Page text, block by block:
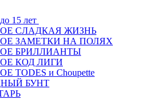
15 лет
СЛАДКАЯ ЖИЗНЬ
ЗАМЕТКИ НА ПОЛЯХ
БРИЛЛИАНТЫ
КОД ЛИГИ
TODES и Choupette
БУНТ